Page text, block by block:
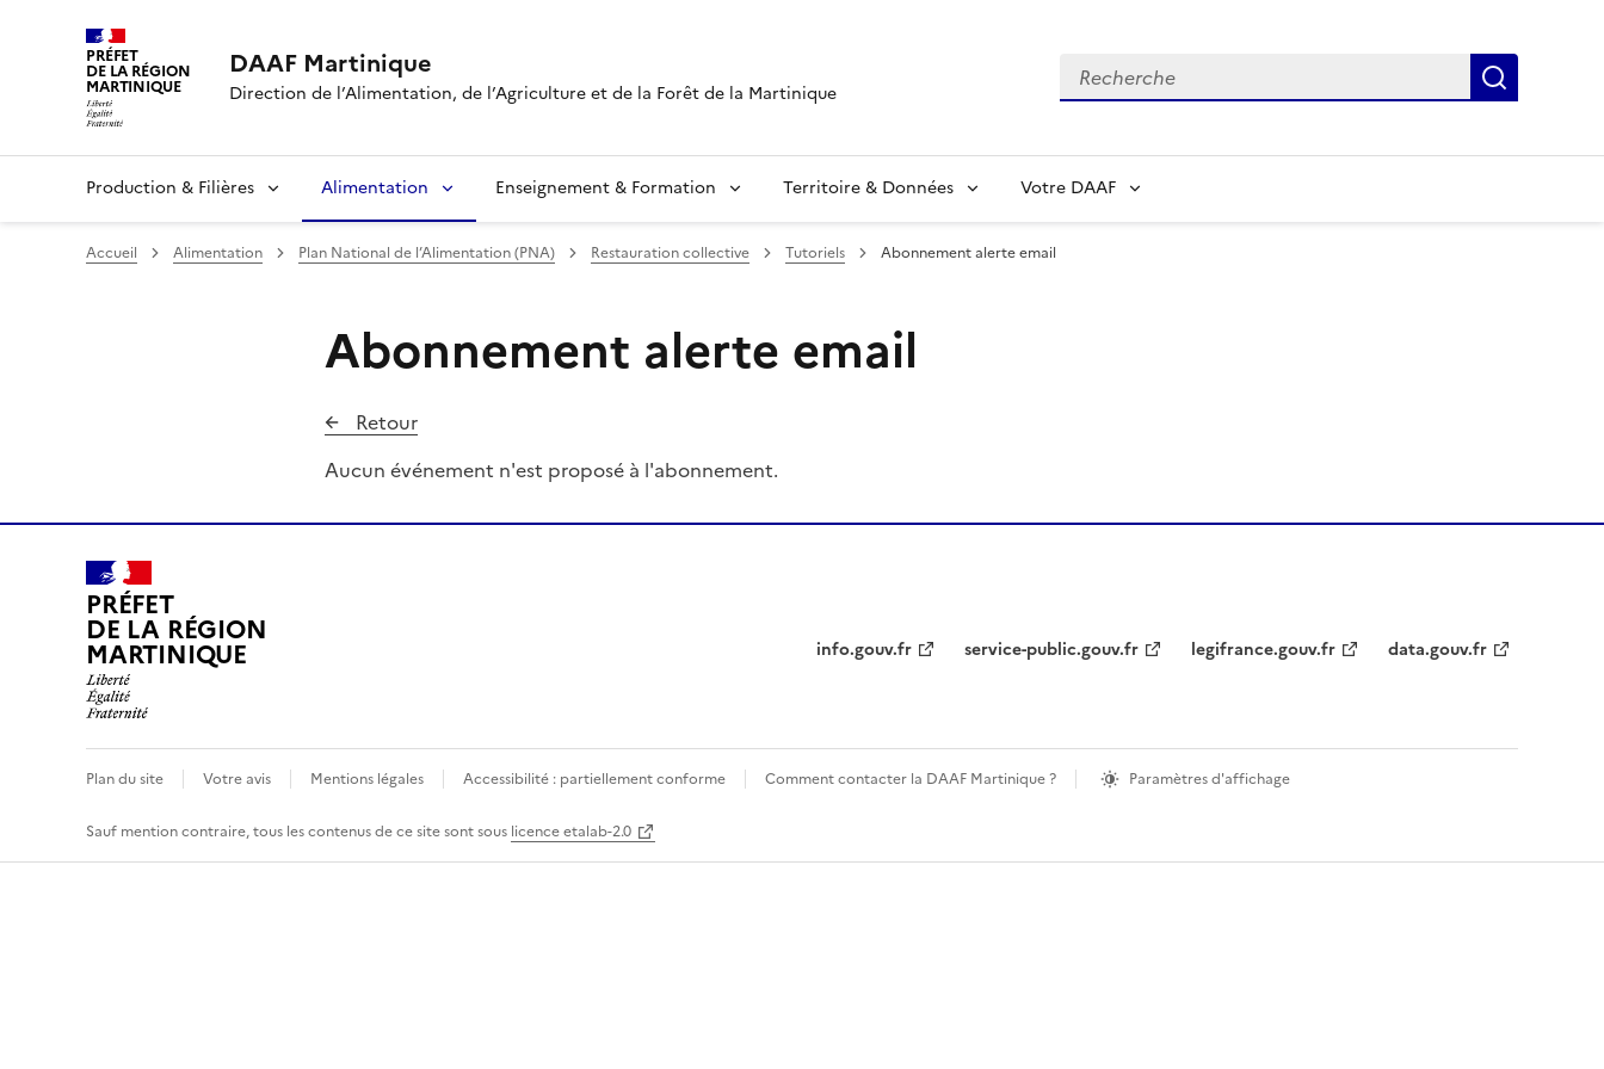
PRÉFET
DE LA RÉGION
MARTINIQUE
DAAF Martinique
Direction de l’Alimentation, de l’Agriculture et de la Forêt de la Martinique
Recherche
Production & Filières Alimentation Enseignement & Formation Territoire & Données Votre DAAF
Accueil Alimentation Plan National de l’Alimentation (PNA) Restauration collective Tutoriels Abonnement alerte email
Abonnement alerte email
Retour
Aucun événement n'est proposé à l'abonnement.
PRÉFET
DE LA RÉGION
MARTINIQUE info.gouv.fr service-public.gouv.fr legifrance.gouv.fr data.gouv.fr
Plan du site Votre avis Mentions légales Accessibilité : partiellement conforme Comment contacter la DAAF Martinique ? Paramètres d'affichage
Sauf mention contraire, tous les contenus de ce site sont sous licence etalab-2.0